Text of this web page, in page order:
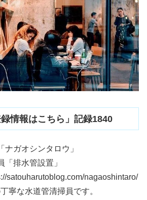
情報はこちら」記録1840
ナガオシンタロウ」
「排水管設置」
satouharutoblog.com/nagaoshintaro/
寧な水道管清掃員です。